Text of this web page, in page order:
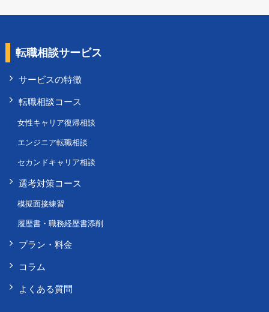
転職相談サービス
サービスの特徴
転職相談コース
女性キャリア復帰相談
エンジニア転職相談
セカンドキャリア相談
選考対策コース
模擬面接練習
履歴書・職務経歴書添削
プラン・料金
コラム
よくある質問